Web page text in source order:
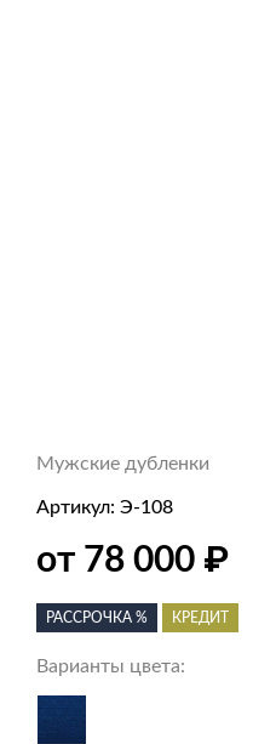
Мужские дубленки
Артикул: Э-108
от 78 000 ₽
РАССРОЧКА % КРЕДИТ
Варианты цвета: